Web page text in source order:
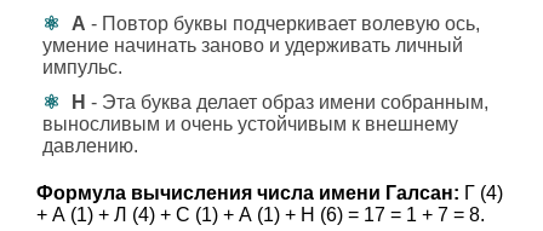
А - Повтор буквы подчеркивает волевую ось,
умение начинать заново и удерживать личный
импульс.
Н - Эта буква делает образ имени собранным,
выносливым и очень устойчивым к внешнему
давлению.
Формула вычисления числа имени Галсан: Г (4)
+ А (1) + Л (4) + С (1) + А (1) + Н (6) = 17 = 1 + 7 = 8.